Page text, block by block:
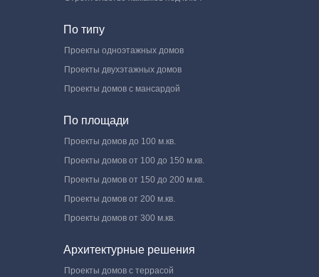
По типу
Проекты одноэтажных домов
Проекты двухэтажных домов
Проекты домов с мансардой
По площади
Проекты домов до 100 м.кв.
Проекты домов от 100 до 150 м.кв.
Проекты домов от 150 до 200 м.кв.
Проекты домов от 200 м.кв.
Проекты домов от 300 м.кв.
Архитектурные решения
Проекты домов с террасой